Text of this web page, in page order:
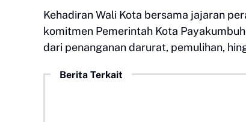
Kehadiran Wali Kota bersama jajaran
komitmen Pemerintah Kota
dari penanganan darurat, pemulihan,
Berita Terkait